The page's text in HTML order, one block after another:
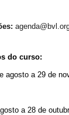
do curso:
agosto a 29 de
a 28 de